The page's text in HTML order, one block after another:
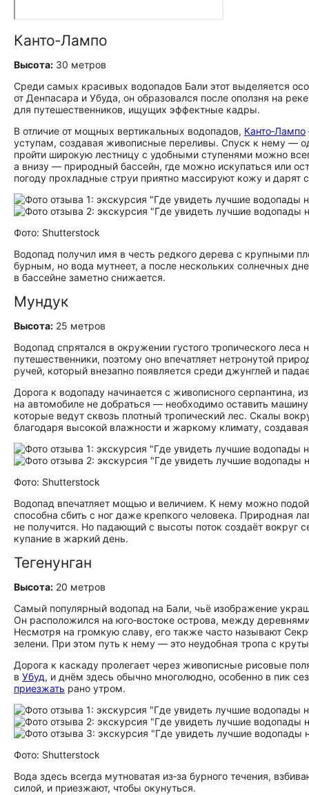
Канто‑Лампо
Высота: 30 метров
Среди самых красивых водопадов Бали этот выделяется
от Денпасара и Убуда, он образовался после оползня на
для путешественников, ищущих эффектные кадры.
В отличие от мощных вертикальных водопадов, Канто‑Лампо
уступам, создавая живописные переливы. Спуск к нему —
пройти широкую лестницу с удобными ступенями можно
а внизу — природный бассейн, где можно искупаться или
погоду прохладные струи приятно массируют кожу и дарят
Фото: Shutterstock
Водопад получил имя в честь редкого дерева с крупными
бурным, но вода мутнеет, а после нескольких солнечных
в бассейне заметно снижается.
Мундук
Высота: 25 метров
Водопад спрятался в окружении густого тропического леса
путешественники, поэтому оно впечатляет нетронутой
ручей, который внезапно появляется среди джунглей и
Дорога к водопаду начинается с живописного серпантина,
на автомобиле не добраться — необходимо оставить
которые ведут сквозь плотный тропический лес. Скалы
благодаря высокой влажности и жаркому климату,
Фото: Shutterstock
Водопад впечатляет мощью и величием. К нему можно
способна сбить с ног даже крепкого человека. Природная
не получится. Но падающий с высоты поток создаёт вокруг
купание в жаркий день.
Тегенунган
Высота: 20 метров
Самый популярный водопад на Бали, чьё изображение
Он расположился на юго‑востоке острова, между
Несмотря на громкую славу, его также часто называют
зелени. При этом путь к нему — это неудобная тропа с
Дорога к каскаду пролегает через живописные рисовые
в Убуд, и днём здесь обычно многолюдно, особенно в пик
приезжать рано утром.
Фото: Shutterstock
Вода здесь всегда мутноватая из‑за бурного течения,
силой, и приезжают, чтобы окунуться.